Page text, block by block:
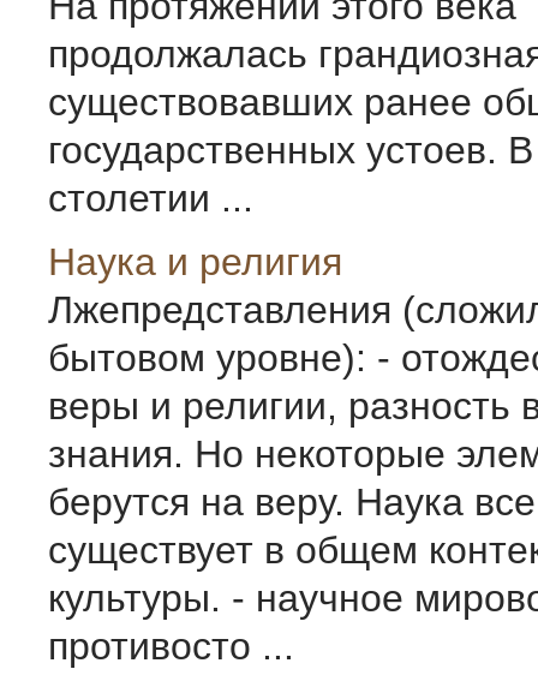
продолжалась
существовавших ранее
государст­венных устоев.
столетии ...
Наука и религия
Лжепредставления
бытовом уровне): -
веры и религии, разность
знания. Но некоторые
берутся на веру. Наука
существует в общем
культуры. - научное
противосто ...